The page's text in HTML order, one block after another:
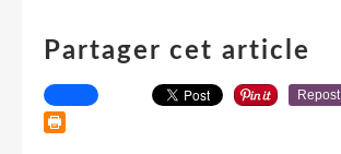
Partager cet article
Repost